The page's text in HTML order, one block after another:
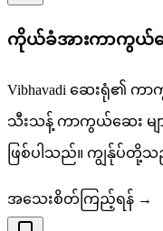
ကိုယ်ခံအားကာကွယ်ဆေ
Vibhavadi ဆေးရုံ၏
သီးသန့် ကာကွယ်ဆေး မျ
ဖြစ်ပါသည်။ ကျွန်ုပ်တို့
အသေးစိတ်ကြည့်ရန် →